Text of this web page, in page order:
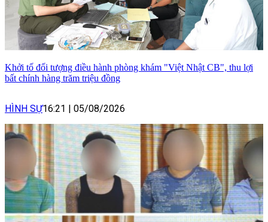
Khởi tố đối tượng điều hành phòng khám "Việt Nhật CB", thu lợi
bất chính hàng trăm triệu đồng
HÌNH SỰ16:21 | 05/08/2026